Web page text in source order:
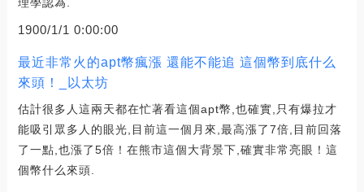
1900/1/1 0:00:00
最近非常火的apt幣瘋漲 還能不能追 這個幣到底什么
來頭！_以太坊
估計很多人這兩天都在忙著看這個apt幣,也確實,只有爆拉才
能吸引眾多人的眼光,目前這一個月來,最高漲了7倍,目前回落
了一點,也漲了5倍！在熊市這個大背景下,確實非常亮眼！這
個幣什么來頭.